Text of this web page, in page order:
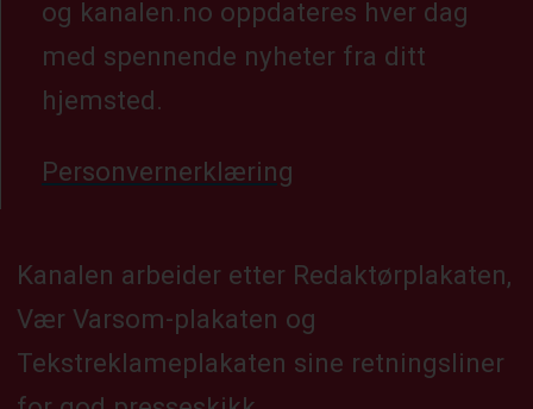
og kanalen.no oppdateres hver dag
med spennende nyheter fra ditt
hjemsted.
Personvernerklæring
Kanalen arbeider etter Redaktørplakaten,
Vær Varsom-plakaten og
Tekstreklameplakaten sine retningsliner